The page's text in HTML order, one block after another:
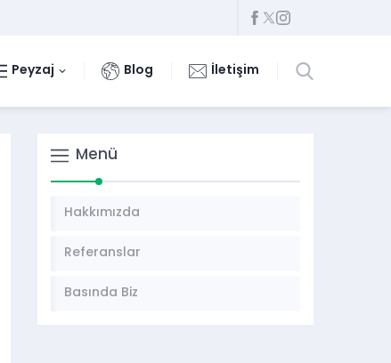
Peyzaj Blog İletişim
Menü
Hakkımızda
Referanslar
Basında Biz